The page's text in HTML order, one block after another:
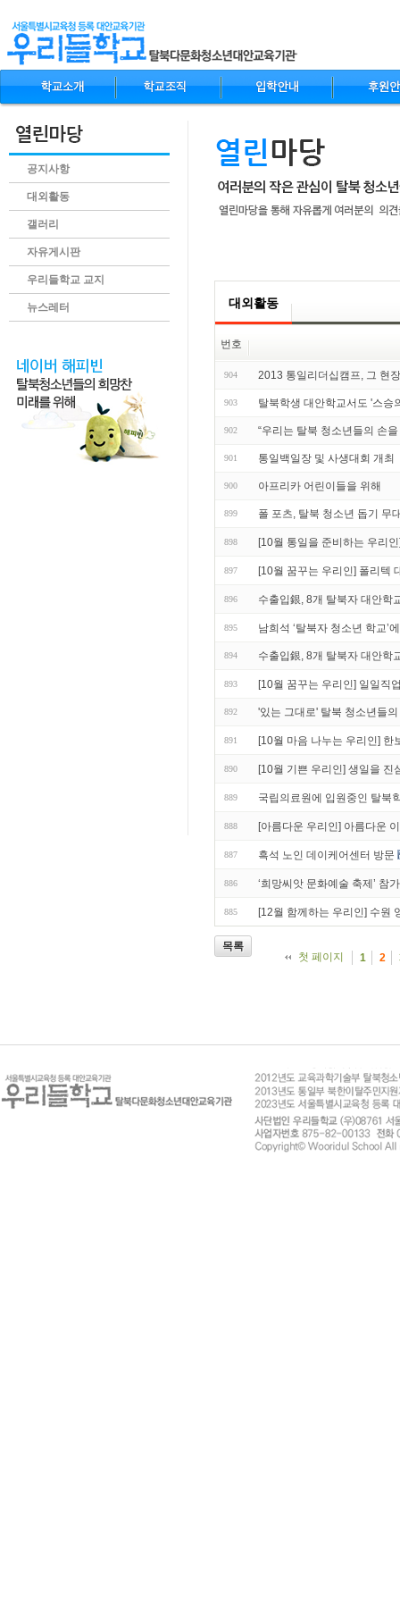
공지사항
대외활동
갤러리
자유게시판
우리들학교 교지
뉴스레터 대외활동
번호
904 2013 통일리더십캠프, 그 현
903 탈북학생 대안학교서도 '스승
902 “우리는 탈북 청소년들의 손
901 통일백일장 및 사생대회 개최
900 아프리카 어린이들을 위해
899 폴 포츠, 탈북 청소년 돕기 무
898 [10월 통일을 준비하는 우리
897 [10월 꿈꾸는 우리인] 폴리텍
896 수출입銀, 8개 탈북자 대안학
895 남희석 ‘탈북자 청소년 학교’
894 수출입銀, 8개 탈북자 대안학
893 [10월 꿈꾸는 우리인] 일일직
892 '있는 그대로' 탈북 청소년들
891 [10월 마음 나누는 우리인] 한
890 [10월 기쁜 우리인] 생일을 진
889 국립의료원에 입원중인 탈북
888 [아름다운 우리인] 아름다운
887 흑석 노인 데이케어센터 방문
886 ‘희망씨앗 문화예술 축제’ 참가
885 [12월 함께하는 우리인] 수원
목록
첫 페이지
1 2